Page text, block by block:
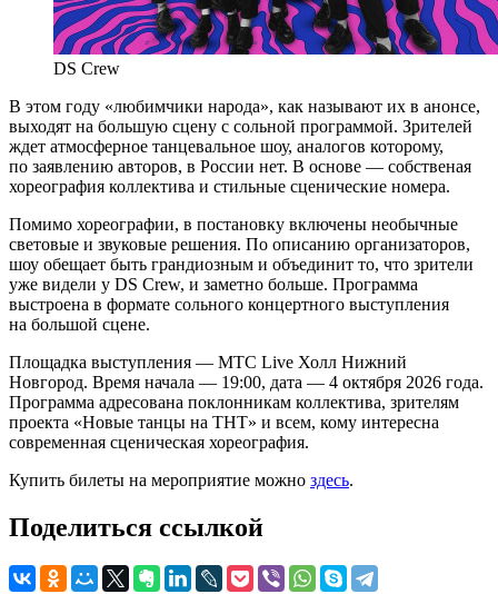
DS Crew
В этом году «любимчики народа», как называют их в анонсе,
выходят на большую сцену с сольной программой. Зрителей
ждет атмосферное танцевальное шоу, аналогов которому,
по заявлению авторов, в России нет. В основе — собственая
хореография коллектива и стильные сценические номера.
Помимо хореографии, в постановку включены необычные
световые и звуковые решения. По описанию организаторов,
шоу обещает быть грандиозным и объединит то, что зрители
уже видели у DS Crew, и заметно больше. Программа
выстроена в формате сольного концертного выступления
на большой сцене.
Площадка выступления — МТС Live Холл Нижний
Новгород. Время начала — 19:00, дата — 4 октября 2026 года.
Программа адресована поклонникам коллектива, зрителям
проекта «Новые танцы на ТНТ» и всем, кому интересна
современная сценическая хореография.
Купить билеты на мероприятие можно здесь.
Поделиться ссылкой